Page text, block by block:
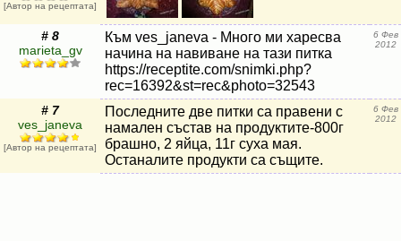
[Автор на рецептата]
# 8
marieta_gv
Към ves_janeva - Много ми харесва
начина на навиване на тази питка
https://receptite.com/snimki.php?
rec=16392&st=rec&photo=32543
6 Фев
2012
# 7
ves_janeva
[Автор на рецептата]
Последните две питки са правени с
намален състав на продуктите-800г
брашно, 2 яйца, 11г суха мая.
Останалите продукти са същите.
6 Фев
2012